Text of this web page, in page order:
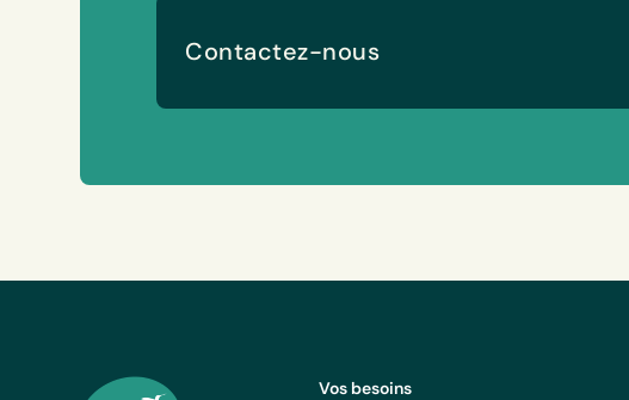
Contactez-nous
Vos besoins